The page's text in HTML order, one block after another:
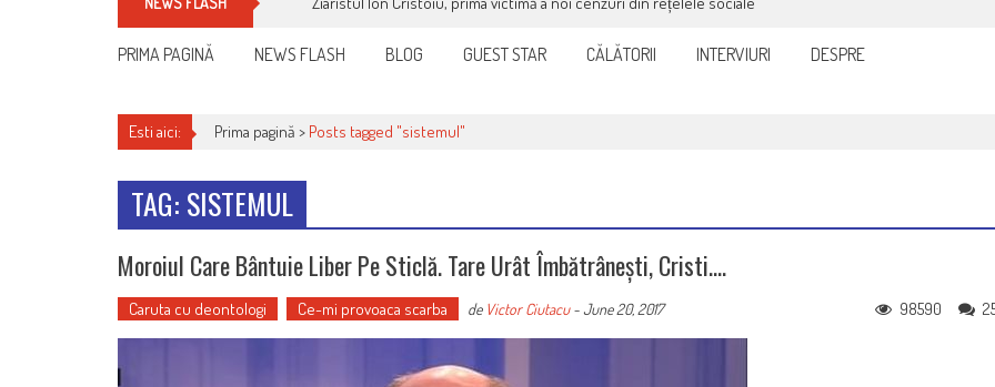
PRIMA PAGINĂ NEWS FLASH BLOG GUEST STAR CĂLĂTORII INTERVIURI DESPRE
Esti aici: Prima pagină > Posts tagged "sistemul"
TAG: SISTEMUL
Moroiul Care Bântuie Liber Pe Sticlă. Tare Urât Îmbătrânești, Cristi….
Caruta cu deontologi Ce-mi provoaca scarba de Victor Ciutacu-June 20, 2017 98590